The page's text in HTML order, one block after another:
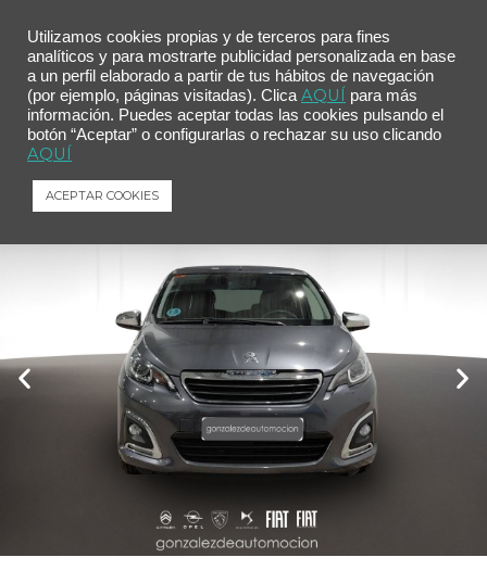
/Comprar tu coche/ Peugeot 108 VTi 52kW (72CV) Top! Allure
Peugeot 108 VTi 52kW (72CV) Top!
Allure
Utilizamos cookies propias y de terceros para fines
analíticos y para mostrarte publicidad personalizada en base
a un perfil elaborado a partir de tus hábitos de navegación
(por ejemplo, páginas visitadas). Clica AQUÍ para más
información. Puedes aceptar todas las cookies pulsando el
botón “Aceptar” o configurarlas o rechazar su uso clicando
AQUÍ
ACEPTAR COOKIES